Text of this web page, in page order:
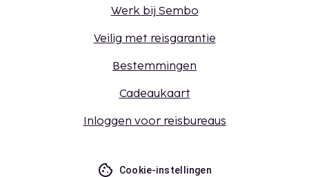
Werk bij Sembo
Veilig met reisgarantie
Bestemmingen
Cadeaukaart
Inloggen voor reisbureaus
Cookie-instellingen